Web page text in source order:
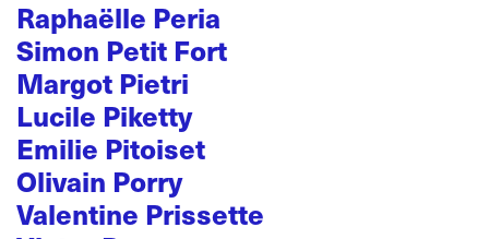
Raphaëlle Peria
Simon Petit Fort
Margot Pietri
Lucile Piketty
Emilie Pitoiset
Olivain Porry
Valentine Prissette